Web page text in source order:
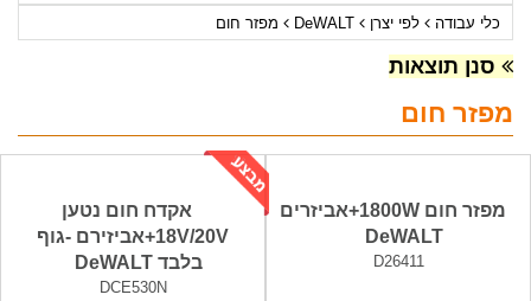
כלי עבודה
לפי יצרן DeWALT מפזר חום
סנן תוצאות
מפזר חום
מפזר חום 1800W+אביזרים
DeWALT
D26411
אקדח חום נטען
18V/20V+אביזירם -גוף
בלבד DeWALT
DCE530N